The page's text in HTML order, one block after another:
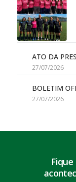
ATO DA
27/07/2026
BOLETIM
27/07/2026